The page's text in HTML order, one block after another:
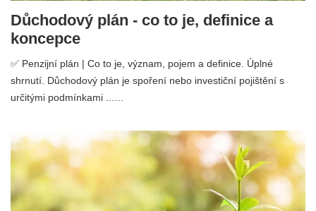
Důchodový plán - co to je, definice a
koncepce
✅ Penzijní plán | Co to je, význam, pojem a definice. Úplné
shrnutí. Důchodový plán je spoření nebo investiční pojištění s
určitými podmínkami ...…